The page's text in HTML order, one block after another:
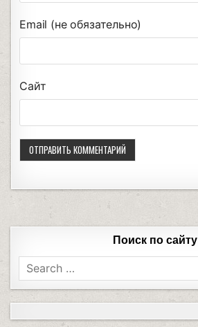
Email (не обязательно)
Сайт
Поиск по сайту